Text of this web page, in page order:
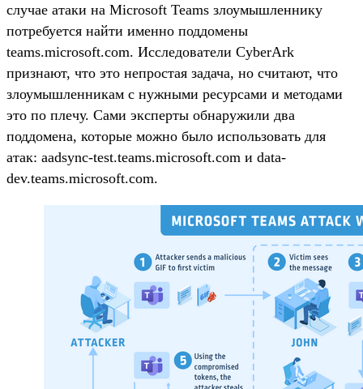
случае атаки на Microsoft Teams злоумышленнику
потребуется найти именно поддомены
teams.microsoft.com. Исследователи CyberArk
признают, что это непростая задача, но считают, что
злоумышленникам с нужными ресурсами и методами
это по плечу. Сами эксперты обнаружили два
поддомена, которые можно было использовать для
атак: aadsync-test.teams.microsoft.com и data-
dev.teams.microsoft.com.